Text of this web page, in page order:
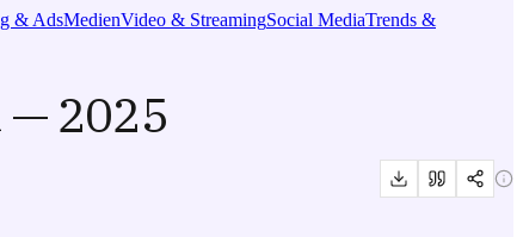
& AdsMedienVideo & StreamingSocial MediaTrends &
— 2025